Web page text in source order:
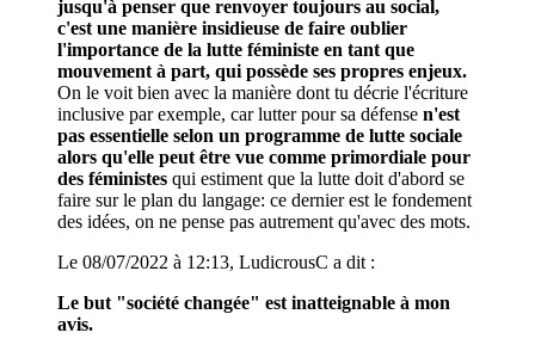
jusqu'à penser que renvoyer toujours au social,
c'est une manière insidieuse de faire oublier
l'importance de la lutte féministe en tant que
mouvement à part, qui possède ses propres enjeux.
On le voit bien avec la manière dont tu décrie l'écriture
inclusive par exemple, car lutter pour sa défense n'est
pas essentielle selon un programme de lutte sociale
alors qu'elle peut être vue comme primordiale pour
des féministes qui estiment que la lutte doit d'abord se
faire sur le plan du langage: ce dernier est le fondement
des idées, on ne pense pas autrement qu'avec des mots.
Le 08/07/2022 à 12:13, LudicrousC a dit :
Le but "société changée" est inatteignable à mon
avis.